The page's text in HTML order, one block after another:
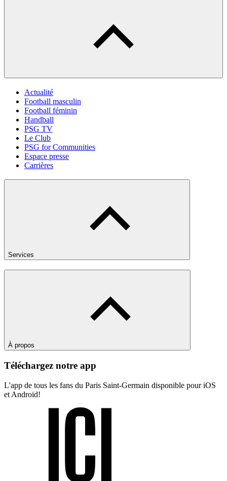
Actualité
Football masculin
Football féminin
Handball
PSG TV
Le Club
PSG for Communities
Espace presse
Carrières
Services
À propos
Téléchargez notre app
L'app de tous les fans du Paris Saint-Germain disponible pour iOS
et Android!